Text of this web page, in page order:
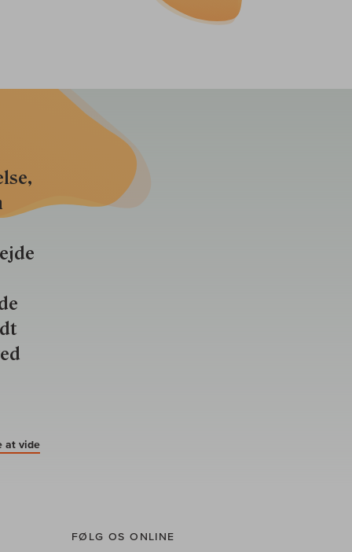
at vide
FØLG OS ONLINE